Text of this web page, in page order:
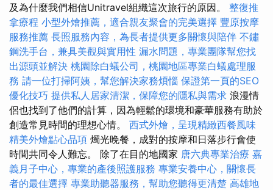
及為什麼我們相信Unitravel組織這次旅行的原因。 整復推
拿療程 小型外燴推薦，適合親友聚會的完美選擇 豐原按摩
服務推薦 長照服務內容，為長者提供更多關懷與陪伴 不鏽
鋼洗手台，兼具美觀與實用性 漏水問題，專業團隊幫您找
出源頭並解決 桃園除白蟻公司，桃園地區專業白蟻處理服
務 請一位打掃阿姨，幫您解決家務煩惱 保證第一頁的SEO
優化技巧 提供私人居家清潔，保障您的隱私與需求 浪漫情
侶也找到了他們的計算，因為輕鬆的環境和豪華服務有助於
創造常見時間的理想心情。 西式外燴，呈現精緻西餐風味
精美外燴點心品項 燭光晚餐，成對的按摩和日落步行會使
時間共同令人難忘。 除了在目的地國家 唐六典專業治療 嘉
義月子中心，專業的產後照護服務 專業安養中心，關懷長
者的最佳選擇 專業助聽器服務，幫助您聽得更清楚 高雄地